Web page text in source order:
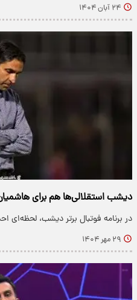
۲۴ آبان ۱۴۰۴
دیشب استقلالی‌ها هم برای
در برنامه فوتبال برتر دیشب، لحظه‌ای
۲۹ مهر ۱۴۰۴